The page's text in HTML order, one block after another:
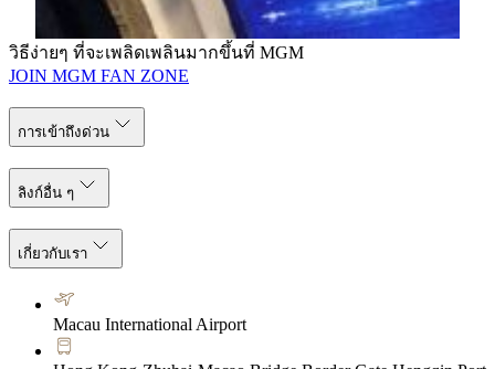
ล็อบบี้ M, MGM COTAI
วิธีง่ายๆ ที่จะเพลิดเพลินมากขึ้นที่ MGM
JOIN MGM FAN ZONE
การเข้าถึงด่วน
ลิงก์อื่น ๆ
เกี่ยวกับเรา
Macau International Airport